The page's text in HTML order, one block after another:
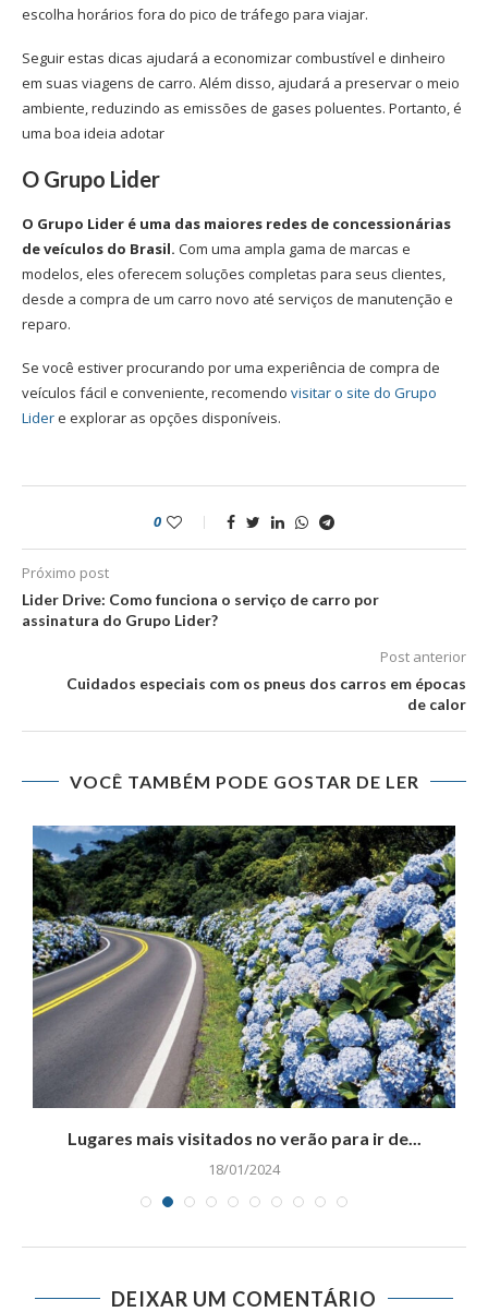
escolha horários fora do pico de tráfego para viajar.
Seguir estas dicas ajudará a economizar combustível e dinheiro
em suas viagens de carro. Além disso, ajudará a preservar o meio
ambiente, reduzindo as emissões de gases poluentes. Portanto, é
uma boa ideia adotar
O Grupo Lider
O Grupo Lider é uma das maiores redes de concessionárias
de veículos do Brasil. Com uma ampla gama de marcas e
modelos, eles oferecem soluções completas para seus clientes,
desde a compra de um carro novo até serviços de manutenção e
reparo.
Se você estiver procurando por uma experiência de compra de
veículos fácil e conveniente, recomendo visitar o site do Grupo
Lidere explorar as opções disponíveis.
0
Próximo post
Lider Drive: Como funciona o serviço de carro por
assinatura do Grupo Lider?
Post anterior
Cuidados especiais com os pneus dos carros em épocas
de calor
VOCÊ TAMBÉM PODE GOSTAR DE LER
Lugares mais visitados no verão para ir de...
18/01/2024
DEIXAR UM COMENTÁRIO